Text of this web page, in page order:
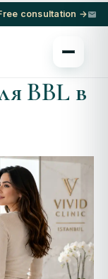
consultation →
BBL в